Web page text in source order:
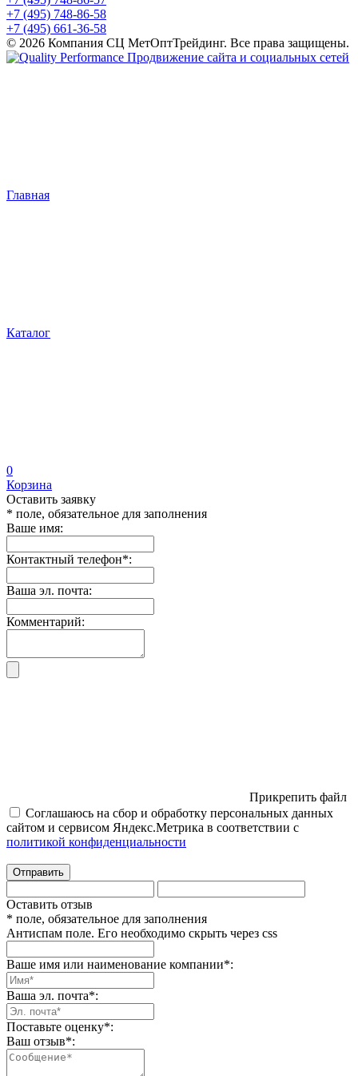
+7 (495) 748-86-58
+7 (495) 661-36-58
© 2026 Компания СЦ МетОптТрейдинг. Все права защищены.
Продвижение сайта и социальных сетей
Главная
Каталог
0
Корзина
Оставить заявку
* поле, обязательное для заполнения
Ваше имя:
Контактный телефон*:
Ваша эл. почта:
Комментарий:
Прикрепить файл
Соглашаюсь на сбор и обработку персональных данных
сайтом и сервисом Яндекс.Метрика в соответствии с
политикой конфиденциальности
Отправить
Оставить отзыв
* поле, обязательное для заполнения
Антиспам поле. Его необходимо скрыть через css
Ваше имя или наименование компании*:
Ваша эл. почта*:
Поставьте оценку*:
Ваш отзыв*: